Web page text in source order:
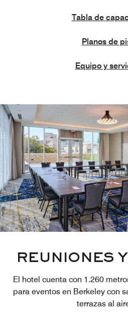
Tabla de
Planos de
Equipo y
REUNIONES
El hotel cuenta con 1.260
para eventos en Berkeley con
terrazas al